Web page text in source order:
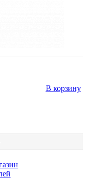
В корзину